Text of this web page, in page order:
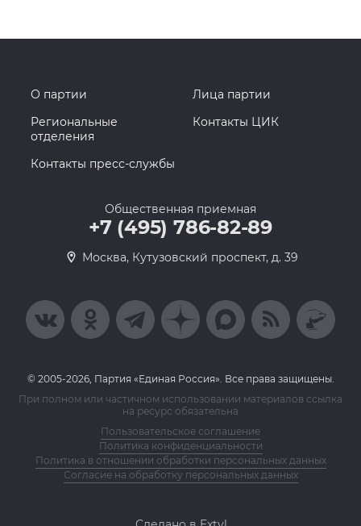
О партии
Лица партии
Региональные
отделения
Контакты ЦИК
Контакты пресс-службы
Общественная приемная
+7 (495) 786-82-89
Москва, Кутузовский проспект, д. 39
© 2005-2026, Партия «Единая Россия». Все права защищены.
При полном или частичном использовании материалов ссылка
на ресурс обязательна
Пользовательское соглашение
Политика конфиденциальности
Политика в отношении обработки персональных данных
Согласие на обработку персональных данных